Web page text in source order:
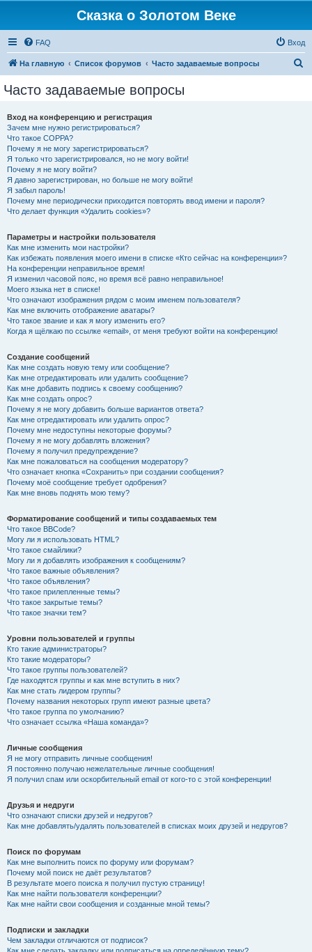
Сказка о Золотом Веке
FAQ Вход
На главную Список форумов Часто задаваемые вопросы
Часто задаваемые вопросы
Вход на конференцию и регистрация
Зачем мне нужно регистрироваться?
Что такое COPPA?
Почему я не могу зарегистрироваться?
Я только что зарегистрировался, но не могу войти!
Почему я не могу войти?
Я давно зарегистрирован, но больше не могу войти!
Я забыл пароль!
Почему мне периодически приходится повторять ввод имени и пароля?
Что делает функция «Удалить cookies»?
Параметры и настройки пользователя
Как мне изменить мои настройки?
Как избежать появления моего имени в списке «Кто сейчас на конференции»?
На конференции неправильное время!
Я изменил часовой пояс, но время всё равно неправильное!
Моего языка нет в списке!
Что означают изображения рядом с моим именем пользователя?
Как мне включить отображение аватары?
Что такое звание и как я могу изменить его?
Когда я щёлкаю по ссылке «email», от меня требуют войти на конференцию!
Создание сообщений
Как мне создать новую тему или сообщение?
Как мне отредактировать или удалить сообщение?
Как мне добавить подпись к своему сообщению?
Как мне создать опрос?
Почему я не могу добавить больше вариантов ответа?
Как мне отредактировать или удалить опрос?
Почему мне недоступны некоторые форумы?
Почему я не могу добавлять вложения?
Почему я получил предупреждение?
Как мне пожаловаться на сообщения модератору?
Что означает кнопка «Сохранить» при создании сообщения?
Почему моё сообщение требует одобрения?
Как мне вновь поднять мою тему?
Форматирование сообщений и типы создаваемых тем
Что такое BBCode?
Могу ли я использовать HTML?
Что такое смайлики?
Могу ли я добавлять изображения к сообщениям?
Что такое важные объявления?
Что такое объявления?
Что такое прилепленные темы?
Что такое закрытые темы?
Что такое значки тем?
Уровни пользователей и группы
Кто такие администраторы?
Кто такие модераторы?
Что такое группы пользователей?
Где находятся группы и как мне вступить в них?
Как мне стать лидером группы?
Почему названия некоторых групп имеют разные цвета?
Что такое группа по умолчанию?
Что означает ссылка «Наша команда»?
Личные сообщения
Я не могу отправить личные сообщения!
Я постоянно получаю нежелательные личные сообщения!
Я получил спам или оскорбительный email от кого-то с этой конференции!
Друзья и недруги
Что означают списки друзей и недругов?
Как мне добавлять/удалять пользователей в списках моих друзей и недругов?
Поиск по форумам
Как мне выполнить поиск по форуму или форумам?
Почему мой поиск не даёт результатов?
В результате моего поиска я получил пустую страницу!
Как мне найти пользователя конференции?
Как мне найти свои сообщения и созданные мной темы?
Подписки и закладки
Чем закладки отличаются от подписок?